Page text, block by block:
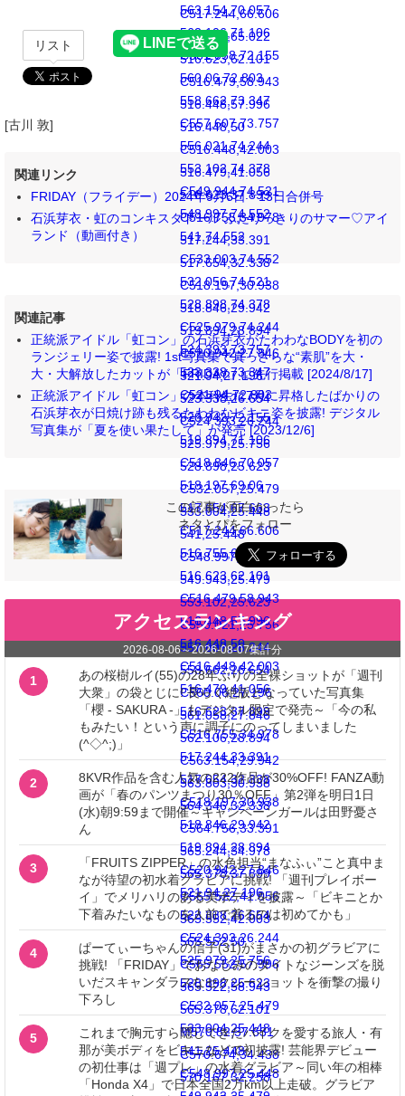
C517.244,66.606
516.755,65.022
516.623,62.101
C516.479,58.943
516.448,57.996
516.448,50
C516.448,42.003
516.479,41.056
516.623,37.899
C516.755,34.978
517.244,33.391
517.654,32.338
C518.197,30.938
518.846,29.942
519.894,28.894
C520.942,27.846
521.94,27.196
523.338,26.654
C524.393,26.244
525.979,25.756
528.898,25.623
C532.057,25.479
533.004,25.448
541,25.448
C548.997,25.448
549.943,25.479
553.102,25.623
C556.021,25.756
557.607,26.244
558.662,26.654
C560.06,27.196
561.058,27.846
562.106,28.894
C563.154,29.942
563.803,30.938
564.346,32.338
C564.756,33.391
565.244,34.978
565.378,37.899
C565.522,41.056
565.552,42.003
565.552,50
C565.552,57.996
565.522,58.943
565.378,62.101
M570.82,37.631
C570.674,34.438
570.167,32.258
563.154,70.057
562.106,71.106
C561.058,72.155
560.06,72.803
558.662,73.347
C557.607,73.757
556.021,74.244
553.102,74.378
C549.944,74.521
548.997,74.552
541,74.552
C533.003,74.552
532.056,74.521
528.898,74.378
C525.979,74.244
524.393,73.757
523.338,73.347
C521.94,72.803
520.942,72.155
519.894,71.106
C518.846,70.057
518.197,69.06
517.654,67.663
C517.244,66.606
516.755,65.022
516.623,62.101
C516.479,58.943
516.448,57.996
516.448,50
C516.448,42.003
516.479,41.056
516.623,37.899
C516.755,34.978
517.244,33.391
517.654,32.338
C518.197,30.938
518.846,29.942
519.894,28.894
C520.942,27.846
521.94,27.196
523.338,26.654
C524.393,26.244
525.979,25.756
528.898,25.623
C532.057,25.479
533.004,25.448
541,25.448
C548.997,25.448
リスト
[古川 敦]
関連リンク
FRIDAY（フライデー）2024年9月6日・13日合併号
石浜芽衣・虹のコンキスタドール ふたりっきりのサマー♡アイ
ランド（動画付き）
関連記事
正統派アイドル「虹コン」の石浜芽衣がたわわなBODYを初の
ランジェリー姿で披露! 1st写真集で真っさらな“素肌”を大・
大・大解放したカットが「FRIDAY」に先行掲載 [2024/8/17]
正統派アイドル「虹コン」の本科生に7月に昇格したばかりの
石浜芽衣が日焼け跡も残るたわわなビキニ姿を披露! デジタル
写真集が「夏を使い果たして」が発売 [2023/12/6]
この記事が面白かったら
ネタとぴをフォロー
アクセスランキング
2026-08-06～2026-08-07集計分
1
あの桜樹ルイ(55)の28年ぶりの全裸ショットが「週刊
大衆」の袋とじに! 長らく絶版となっていた写真集
「櫻 - SAKURA -」もデジタル限定で発売～「今の私
もみたい！という声に調子にのってしまいました
(^◇^;)」
2
8KVR作品を含む人気の222作品が30%OFF! FANZA動
画が「春のパンツまつり30％OFF」第2弾を明日1日
(水)朝9:59まで開催～キャンペーンガールは田野憂さ
ん
3
「FRUITS ZIPPER」の水色担当“まなふぃ”こと真中ま
なが待望の初水着グラビアに挑戦! 「週刊プレイボー
イ」でメリハリのある美ボディを披露～「ビキニとか
下着みたいなものを人前で着るのは初めてかも」
4
ぱーてぃーちゃんの信子(31)がまさかの初グラビアに
挑戦! 「FRIDAY」でおなじみのタイトなジーンズを脱
いだスキャンダラスなセクシーショットを衝撃の撮り
下ろし
5
これまで胸元すら隠してきたバイクを愛する旅人・有
那が美ボディをビキニなどで初披露! 芸能界デビュー
の初仕事は「週プレ」の水着グラビア～同い年の相棒
「Honda X4」で日本全国2万km以上走破。グラビア